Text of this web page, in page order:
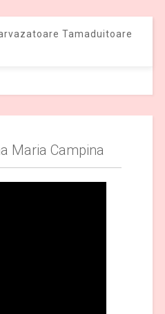
Tamaduitoare
Maria Campina